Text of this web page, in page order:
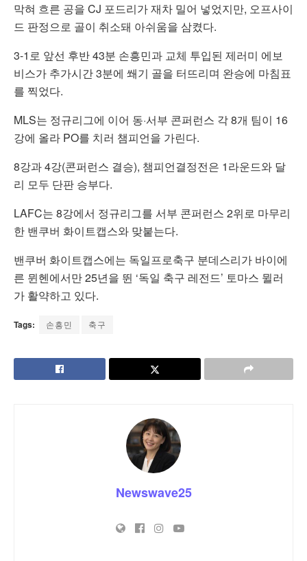
막혀 흐른 공을 CJ 포드리가 재차 밀어 넣었지만, 오프사이
드 판정으로 골이 취소돼 아쉬움을 삼켰다.
3-1로 앞선 후반 43분 손흥민과 교체 투입된 제러미 에보
비스가 추가시간 3분에 쐐기 골을 터뜨리며 완승에 마침표
를 찍었다.
MLS는 정규리그에 이어 동·서부 콘퍼런스 각 8개 팀이 16
강에 올라 PO를 치러 챔피언을 가린다.
8강과 4강(콘퍼런스 결승), 챔피언결정전은 1라운드와 달
리 모두 단판 승부다.
LAFC는 8강에서 정규리그를 서부 콘퍼런스 2위로 마무리
한 밴쿠버 화이트캡스와 맞붙는다.
밴쿠버 화이트캡스에는 독일프로축구 분데스리가 바이에
른 뮌헨에서만 25년을 뛴 ‘독일 축구 레전드’ 토마스 뮐러
가 활약하고 있다.
Tags: 손흥민 축구
Newswave25